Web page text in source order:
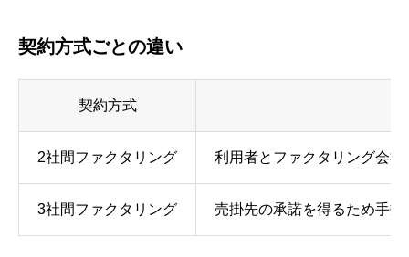
契約方式ごとの違い
契約方式
2社間ファクタリング 利用者とファクタリング会
3社間ファクタリング 売掛先の承諾を得るため手